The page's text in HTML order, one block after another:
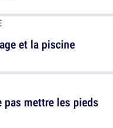
et la piscine
mettre les pieds